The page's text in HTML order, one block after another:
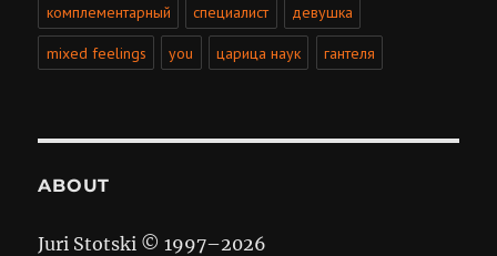
комплементарный специалист девушка
mixed feelings you царица наук гантеля
ABOUT
Juri Stotski © 1997–2026